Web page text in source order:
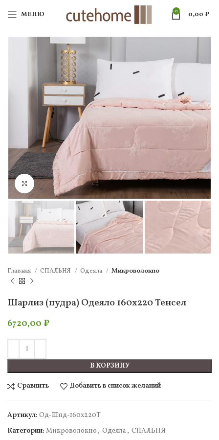
МЕНЮ 0 0,00 ₽
Нажмите, чтобы увеличить
Главная СПАЛЬНЯ Одеяла Микроволокно
Шарлиз (пудра) Одеяло 160х220 Тенсел
6720,00 ₽
В КОРЗИНУ
Сравнить Добавить в список желаний
Артикул: Од-Шпд-160х220Т
Категории: Микроволокно , Одеяла , СПАЛЬНЯ